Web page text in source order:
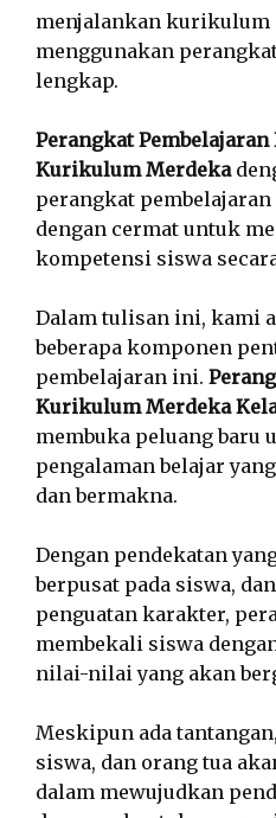
menjalankan kurikulum
menggunakan
lengkap.
Perangkat Pembelajaran
Kurikulum Merdeka
perangkat
dengan cermat untuk
kompetensi siswa
Dalam tulisan ini, kami
beberapa komponen
pembelajaran ini.
Kurikulum Merdeka
membuka peluang baru
pengalaman belajar
dan bermakna.
Dengan pendekatan
berpusat pada siswa,
penguatan karakter,
membekali siswa
nilai-nilai yang akan
Meskipun ada
siswa, dan orang tua
dalam mewujudkan